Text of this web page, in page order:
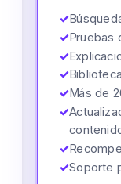
✓
✓Pruebas
✓
✓
✓Más de
✓
✓
✓Soporte